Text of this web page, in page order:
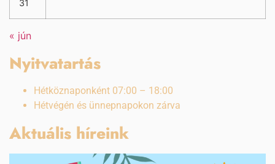
31
« jún
Nyitvatartás
Hétköznaponként 07:00 – 18:00
Hétvégén és ünnepnapokon zárva
Aktuális híreink